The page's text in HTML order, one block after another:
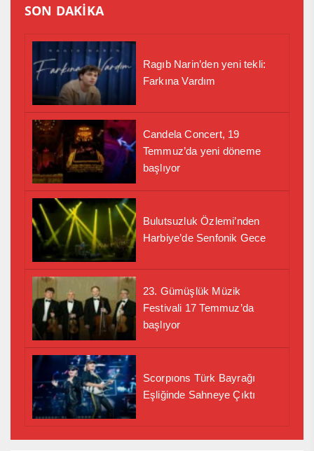
SON DAKİKA
Ragıb Narin’den yeni tekli:
Farkına Vardım
Candela Concert, 19
Temmuz’da yeni döneme
başlıyor
Bulutsuzluk Özlemi’nden
Harbiye’de Senfonik Gece
23. Gümüşlük Müzik
Festivali 17 Temmuz’da
başlıyor
Scorpıons Türk Bayrağı
Eşliğinde Sahneye Çıktı